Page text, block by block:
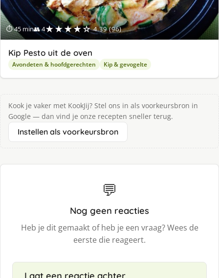
⏱ 45 min👥 4★★★★☆ 4.39 (96)
Kip Pesto uit de oven
Avondeten & hoofdgerechten Kip & gevogelte
Kook je vaker met KookJij? Stel ons in als voorkeursbron in
Google — dan vind je onze recepten sneller terug.
Instellen als voorkeursbron
💬
Nog geen reacties
Heb je dit gemaakt of heb je een vraag? Wees de
eerste die reageert.